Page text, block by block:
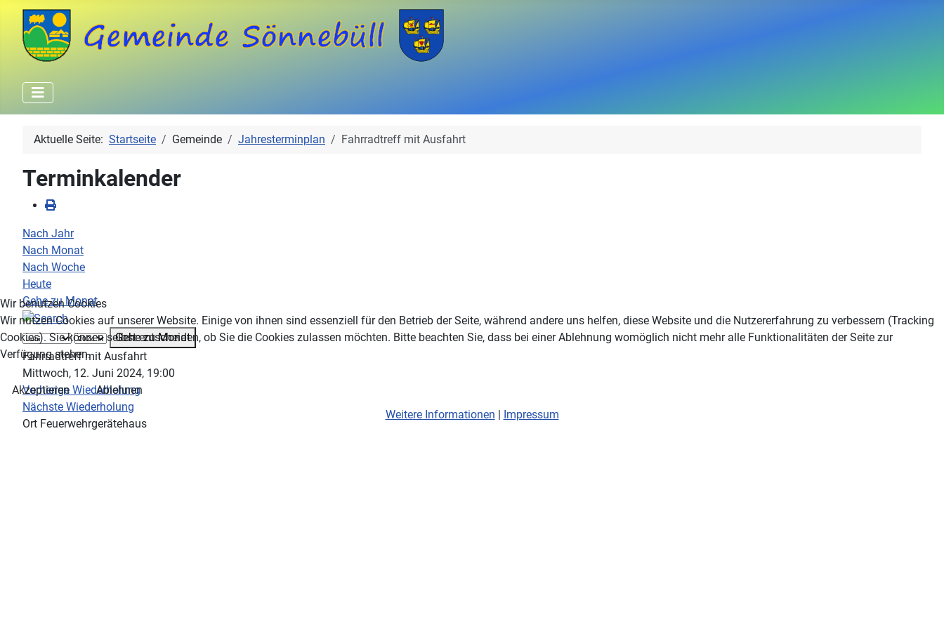
Aktuelle Seite: Startseite Gemeinde Jahresterminplan Fahrradtreff mit Ausfahrt
Terminkalender
Nach Jahr
Nach Monat
Nach Woche
Heute
Gehe zu Monat
Gehe zu Monat
Fahrradtreff mit Ausfahrt
Mittwoch, 12. Juni 2024, 19:00
Vorherige Wiederholung
Nächste Wiederholung
Ort Feuerwehrgerätehaus
Wir benutzen Cookies
Wir nutzen Cookies auf unserer Website. Einige von ihnen sind essenziell für den Betrieb der Seite, während andere uns helfen, diese Website und die Nutzererfahrung zu verbessern (Tracking
Cookies). Sie können selbst entscheiden, ob Sie die Cookies zulassen möchten. Bitte beachten Sie, dass bei einer Ablehnung womöglich nicht mehr alle Funktionalitäten der Seite zur
Verfügung stehen.
Akzeptieren
Ablehnen
Weitere Informationen | Impressum